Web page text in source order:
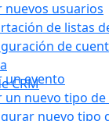
nuevos usuarios
de listas
de
CRM
un evento
un nuevo tipo
nuevo tipo